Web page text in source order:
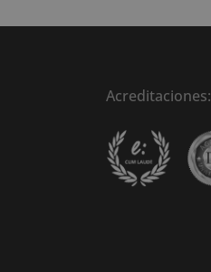
Acreditaciones: